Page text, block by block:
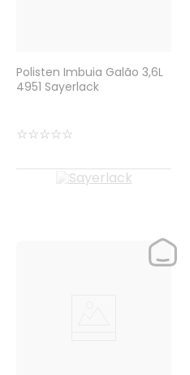
Polisten Imbuia Galão 3,6L
4951 Sayerlack
☆☆☆☆☆